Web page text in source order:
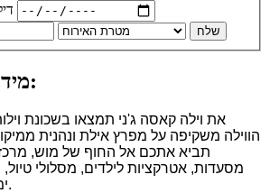
שלח
מידע על קאסה ג'ני:
את וילה קאסה ג'ני תמצאו בשכונת
הווילה משקיפה על מפרץ אילת ונהנית
תביא אתכם אל החוף של מוש, מרכזי
מסעדות, אטרקציות לילדים, מסלולי טיול,
ימי, ריף הדולפינים ועוד.